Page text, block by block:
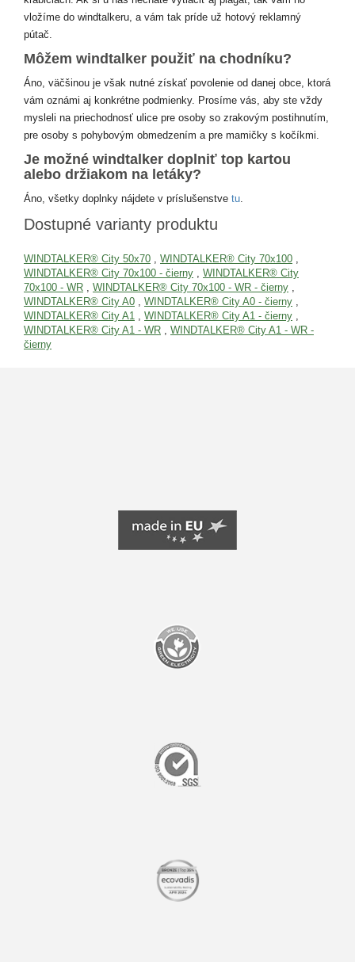
vložíme do windtalkeru, a vám tak príde už hotový reklamný
pútač.
Môžem windtalker použiť na chodníku?
Áno, väčšinou je však nutné získať povolenie od danej obce, ktorá
vám oznámi aj konkrétne podmienky. Prosíme vás, aby ste vždy
mysleli na priechodnosť ulice pre osoby so zrakovým postihnutím,
pre osoby s pohybovým obmedzením a pre mamičky s kočíkmi.
Je možné windtalker doplniť top kartou
alebo držiakom na letáky?
Áno, všetky doplnky nájdete v príslušenstve tu.
Dostupné varianty produktu
WINDTALKER® City 50x70 , WINDTALKER® City 70x100 ,
WINDTALKER® City 70x100 - čierny , WINDTALKER® City
70x100 - WR , WINDTALKER® City 70x100 - WR - čierny ,
WINDTALKER® City A0 , WINDTALKER® City A0 - čierny ,
WINDTALKER® City A1 , WINDTALKER® City A1 - čierny ,
WINDTALKER® City A1 - WR , WINDTALKER® City A1 - WR -
čierny